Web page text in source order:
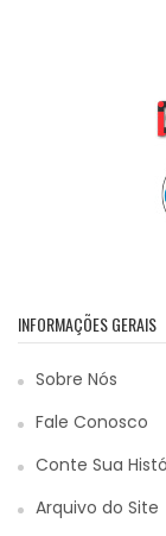
INFORMAÇÕES GERAIS
Sobre Nós
Fale Conosco
Conte Sua
Arquivo do Site